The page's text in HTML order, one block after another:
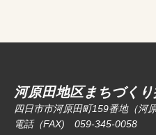
河原田地区まちづく
四日市市河原田町159番地（河
電話（FAX) 059-345-0058